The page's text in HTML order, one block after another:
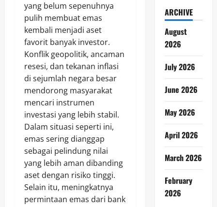
yang belum sepenuhnya
pulih membuat emas
kembali menjadi aset
favorit banyak investor.
Konflik geopolitik, ancaman
resesi, dan tekanan inflasi
di sejumlah negara besar
mendorong masyarakat
mencari instrumen
investasi yang lebih stabil.
Dalam situasi seperti ini,
emas sering dianggap
sebagai pelindung nilai
yang lebih aman dibanding
aset dengan risiko tinggi.
Selain itu, meningkatnya
permintaan emas dari bank
ARCHIVE
August
2026
July 2026
June 2026
May 2026
April 2026
March 2026
February
2026